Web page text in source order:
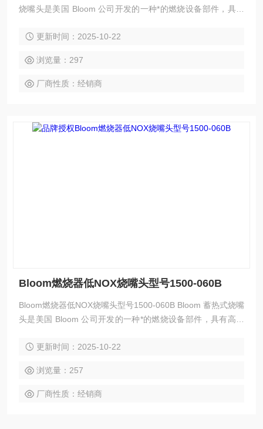
烧嘴头是美国 Bloom 公司开发的一种*的燃烧设备部件，具有
更新时间：2025-10-22
浏览量：297
厂商性质：经销商
Bloom燃烧器低NOX烧嘴头型号1500-060B
Bloom燃烧器低NOX烧嘴头型号1500-060B Bloom 蓄热式烧嘴
头是美国 Bloom 公司开发的一种*的燃烧设备部件，具有高效
更新时间：2025-10-22
浏览量：257
厂商性质：经销商